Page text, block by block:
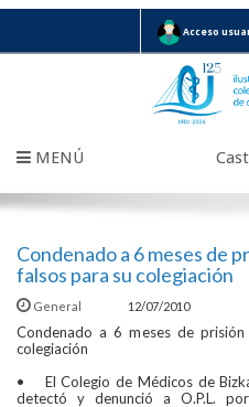
Acceso
MENÚ
Condenado a 6 meses de
falsos para su colegiación
General 12/07/2010
Condenado a 6 meses de
colegiación
• El Colegio de Médicos de
detectó y denunció a O.P.L.